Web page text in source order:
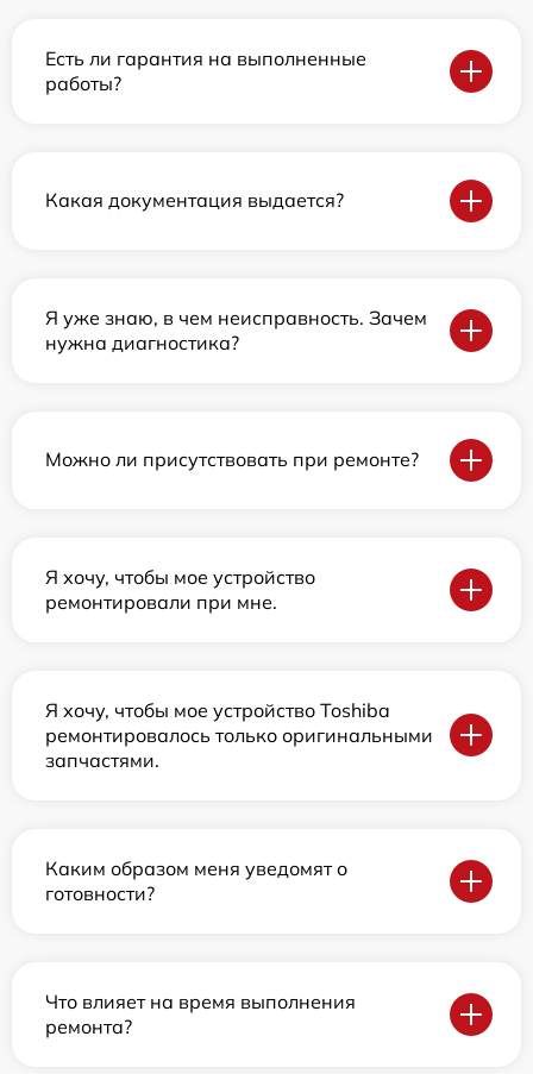
Есть ли гарантия на выполненные
работы?
Какая документация выдается?
Я уже знаю, в чем неисправность. Зачем
нужна диагностика?
Можно ли присутствовать при ремонте?
Я хочу, чтобы мое устройство
ремонтировали при мне.
Я хочу, чтобы мое устройство Toshiba
ремонтировалось только оригинальными
запчастями.
Каким образом меня уведомят о
готовности?
Что влияет на время выполнения
ремонта?